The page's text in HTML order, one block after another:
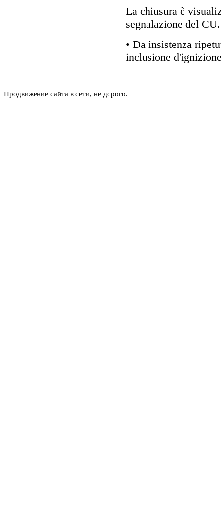
La chiusura è
segnalazione del CU.
• Da insistenza
inclusione
Продвижение сайта в сети, не дорого.